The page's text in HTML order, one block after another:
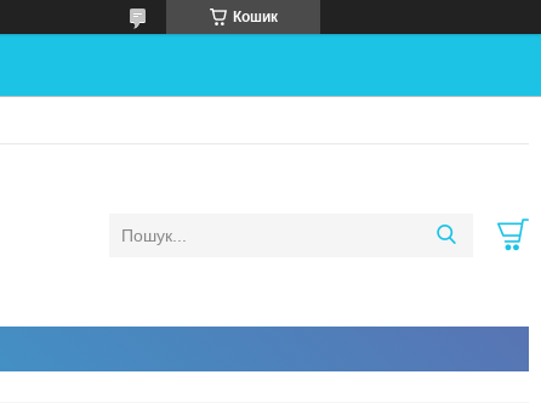
Кошик